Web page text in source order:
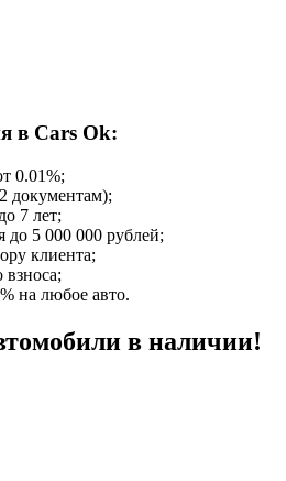
в Cars Ok:
0.01%;
документам);
7 лет;
до 5 000 000 рублей;
клиента;
взноса;
на любое авто.
в наличии!